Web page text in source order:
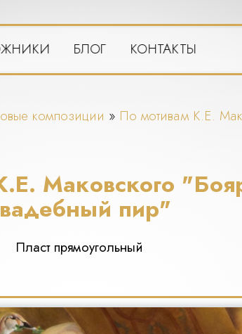
БЛОГ КОНТАКТЫ
композиции » По мотивам К.Е.
Маковского
пир"
Пласт прямоугольный